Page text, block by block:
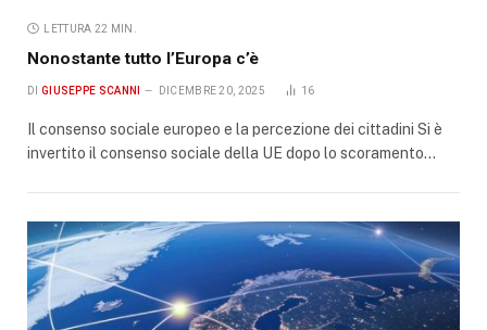
LETTURA 22 MIN.
Nonostante tutto l’Europa c’è
DI GIUSEPPE SCANNI DICEMBRE 20, 2025 16
Il consenso sociale europeo e la percezione dei cittadini Si è
invertito il consenso sociale della UE dopo lo scoramento…